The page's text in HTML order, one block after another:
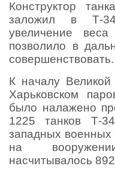
Конструктор
заложил в Т-
увеличение
позволило в
совершенствовать.
К началу
Харьковском
было налажено
1225 танков Т-
западных военных
на
насчитывалось